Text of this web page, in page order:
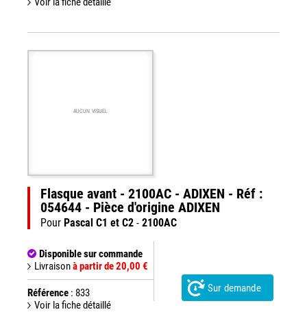
AUCUN VISUEL
Flasque avant - 2100AC - ADIXEN - Réf :
054644 - Pièce d'origine ADIXEN
Pour Pascal C1 et C2 - 2100AC
Disponible sur commande
Livraisonà partir de 20,00 €
Référence : 833
Voir la fiche détaillé
Sur demande